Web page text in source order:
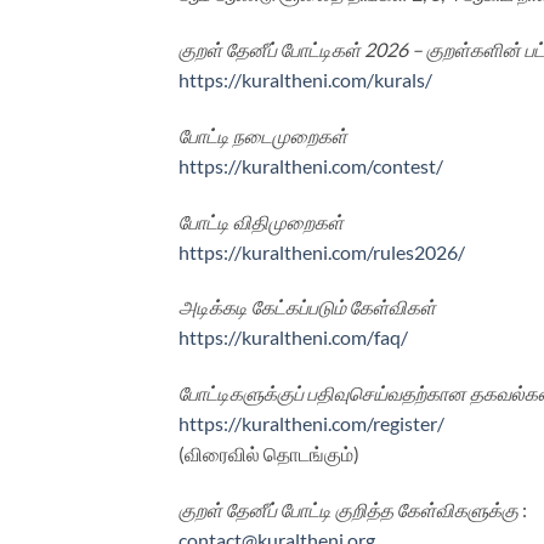
குறள் தேனீப் போட்டிகள் 2026 – குறள்களின்
https://kuraltheni.com/kurals/
போட்டி நடைமுறைகள்
https://kuraltheni.com/contest/
போட்டி விதிமுறைகள்
https://kuraltheni.com/rules2026/
அடிக்கடி கேட்கப்படும் கேள்விகள்
https://kuraltheni.com/faq/
போட்டிகளுக்குப் பதிவுசெய்வதற்கான
https://kuraltheni.com/register/
(விரைவில் தொடங்கும்)
குறள் தேனீப் போட்டி குறித்த கேள்விகளுக்கு :